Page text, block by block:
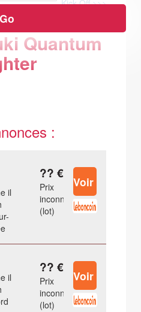
Kick Off >>>
Quantum
:
il
?? €
Prix
inconnu
(lot)
il
?? €
Prix
inconnu
(lot)